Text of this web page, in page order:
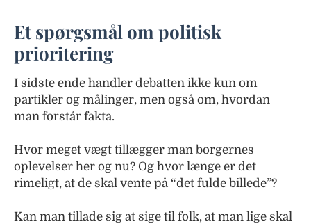
Et spørgsmål om politisk
prioritering
I sidste ende handler debatten ikke kun om
partikler og målinger, men også om, hvordan
man forstår fakta.
Hvor meget vægt tillægger man borgernes
oplevelser her og nu? Og hvor længe er det
rimeligt, at de skal vente på “det fulde billede”?
Kan man tillade sig at sige til folk, at man lige skal